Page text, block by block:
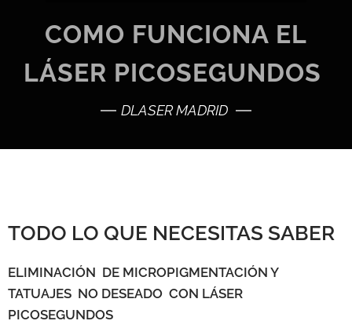
COMO FUNCIONA EL
LÁSER PICOSEGUNDOS
DLASER MADRID
TODO LO QUE NECESITAS SABER
ELIMINACIÓN DE MICROPIGMENTACIÓN Y
TATUAJES NO DESEADO CON LÁSER
PICOSEGUNDOS